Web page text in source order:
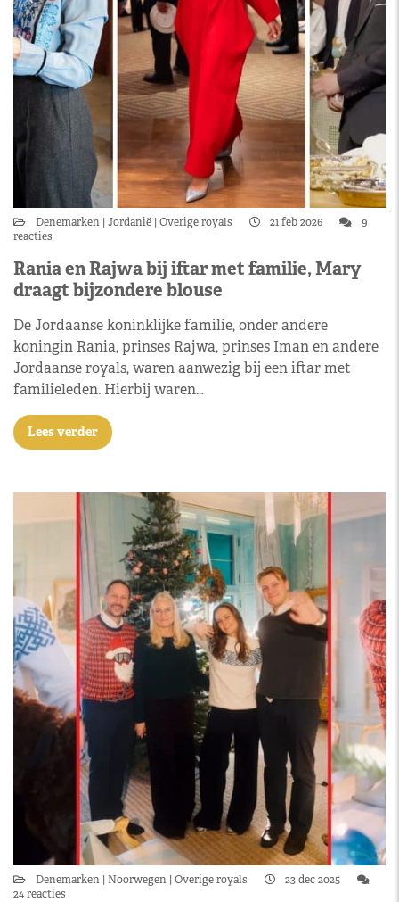
Denemarken Jordanië Overige royals 21 feb 2026
9
reacties
Rania en Rajwa bij iftar met familie, Mary
draagt bijzondere blouse
De Jordaanse koninklijke familie, onder andere
koningin Rania, prinses Rajwa, prinses Iman en andere
Jordaanse royals, waren aanwezig bij een iftar met
familieleden. Hierbij waren…
Lees verder
Denemarken Noorwegen Overige royals
23 dec 2025
24 reacties